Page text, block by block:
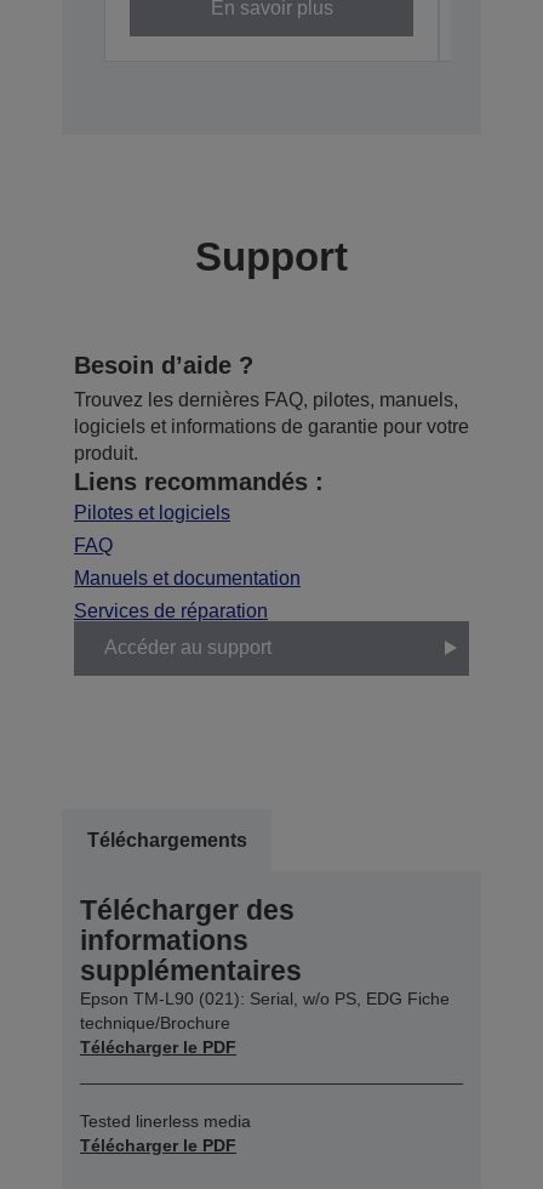
En savoir plus
Support
Besoin d’aide ?
Trouvez les dernières FAQ, pilotes, manuels,
logiciels et informations de garantie pour votre
produit.
Liens recommandés :
Pilotes et logiciels
FAQ
Manuels et documentation
Services de réparation
Accéder au support
Téléchargements
Télécharger des
informations
supplémentaires
Epson TM-L90 (021): Serial, w/o PS, EDG Fiche
technique/Brochure
Télécharger le PDF
Tested linerless media
Télécharger le PDF